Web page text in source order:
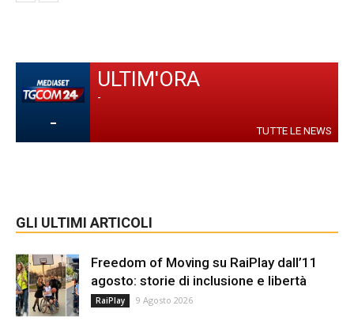
-
ULTIM'ORA
-
TUTTE LE NEWS
GLI ULTIMI ARTICOLI
Freedom of Moving su RaiPlay dall’11
agosto: storie di inclusione e libertà
RaiPlay 9 Agosto 2026